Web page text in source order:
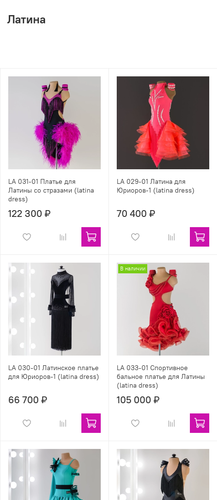
Латина
LA 031-01 Платье для
Латины со стразами (latina
dress)
122 300 ₽
LA 029-01 Латина для
Юриоров-1 (latina dress)
70 400 ₽
LA 030-01 Латинское платье
для Юриоров-1 (latina dress)
66 700 ₽
В наличии
LA 033-01 Спортивное
бальное платье для Латины
(latina dress)
105 000 ₽